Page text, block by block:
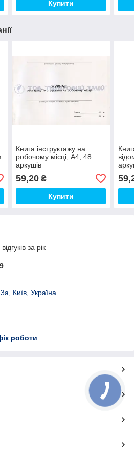
Купити
Книга інструктажу на
робочому місці, А4, 48
аркушів
59,20₴
Купити
за рік
Київ, Україна
роботи